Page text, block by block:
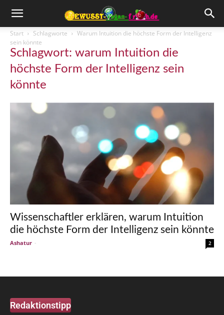
Start Schlagworte
Warum Intuition die höchste Form der Intelligenz
sein könnte
Schlagwort: warum Intuition die
höchste Form der Intelligenz sein
könnte
Wissenschaftler erklären, warum Intuition
die höchste Form der Intelligenz sein könnte
Ashatur - 2
Redaktionstipp